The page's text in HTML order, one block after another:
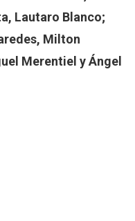
Lautaro Blanco;
Milton
Merentiel y Ángel